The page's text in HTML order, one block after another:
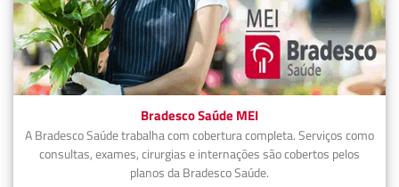
Bradesco Saúde MEI
A Bradesco Saúde trabalha com cobertura completa. Serviços como
consultas, exames, cirurgias e internações são cobertos pelos
planos da Bradesco Saúde.